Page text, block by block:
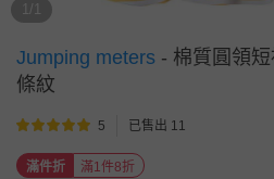
1/1
Jumping meters - 棉質圓領
條紋
5 已售出 11
滿件折 滿1件8折